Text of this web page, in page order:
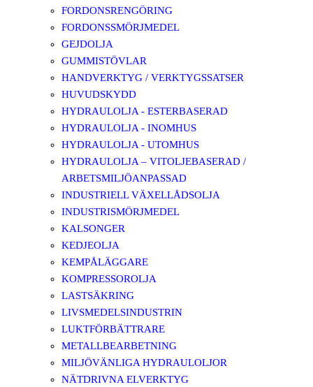
FORDONSRENGÖRING
FORDONSSMÖRJMEDEL
GEJDOLJA
GUMMISTÖVLAR
HANDVERKTYG / VERKTYGSSATSER
HUVUDSKYDD
HYDRAULOLJA - ESTERBASERAD
HYDRAULOLJA - INOMHUS
HYDRAULOLJA - UTOMHUS
HYDRAULOLJA – VITOLJEBASERAD /
ARBETSMILJÖANPASSAD
INDUSTRIELL VÄXELLÅDSOLJA
INDUSTRISMÖRJMEDEL
KALSONGER
KEDJEOLJA
KEMPÅLÄGGARE
KOMPRESSOROLJA
LASTSÄKRING
LIVSMEDELSINDUSTRIN
LUKTFÖRBÄTTRARE
METALLBEARBETNING
MILJÖVÄNLIGA HYDRAULOLJOR
NÄTDRIVNA ELVERKTYG